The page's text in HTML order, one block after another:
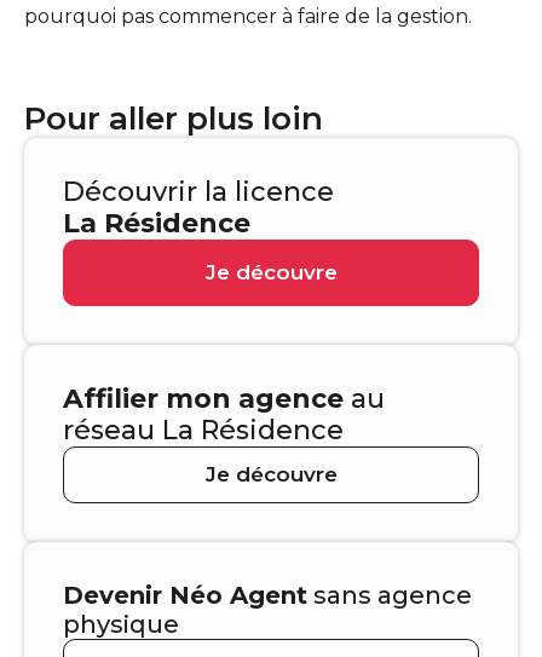
pourquoi pas commencer à faire de la gestion.
Pour aller plus loin
Découvrir la licence
La Résidence
Je découvre
Affilier mon agence au
réseau La Résidence
Je découvre
Devenir Néo Agent sans agence
physique